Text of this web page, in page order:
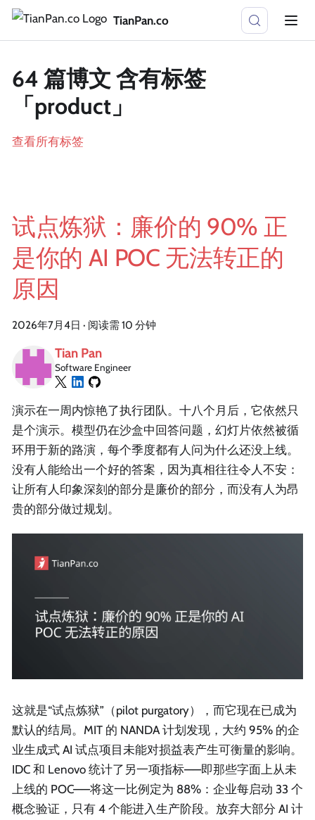
TianPan.co
64 篇博文 含有标签
「product」
查看所有标签
试点炼狱：廉价的 90% 正
是你的 AI POC 无法转正的
原因
2026年7月4日 · 阅读需 10 分钟
Tian Pan
Software Engineer
演示在一周内惊艳了执行团队。十八个月后，它依然只
是个演示。模型仍在沙盒中回答问题，幻灯片依然被循
环用于新的路演，每个季度都有人问为什么还没上线。
没有人能给出一个好的答案，因为真相往往令人不安：
让所有人印象深刻的部分是廉价的部分，而没有人为昂
贵的部分做过规划。
这就是“试点炼狱”（pilot purgatory），而它现在已成为
默认的结局。MIT 的 NANDA 计划发现，大约 95% 的企
业生成式 AI 试点项目未能对损益表产生可衡量的影响。
IDC 和 Lenovo 统计了另一项指标——即那些字面上从未
上线的 POC——将这一比例定为 88%：企业每启动 33 个
概念验证，只有 4 个能进入生产阶段。放弃大部分 AI 计